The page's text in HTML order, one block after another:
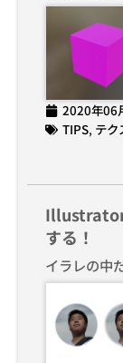
2020年06
TIPS, テク
Illustrator
する！
イラレの中